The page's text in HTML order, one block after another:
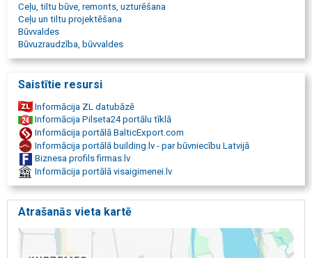
Ceļu, tiltu būve, remonts, uzturēšana
Ceļu un tiltu projektēšana
Būvvaldes
Būvuzraudzība, būvvaldes
Saistītie resursi
Informācija ZL datubāzē
Informācija Pilseta24 portālu tīklā
Informācija portālā BalticExport.com
Informācija portālā building.lv - par būvniecību Latvijā
Biznesa profils firmas.lv
Informācija portālā visaigimenei.lv
Atrašanās vieta kartē